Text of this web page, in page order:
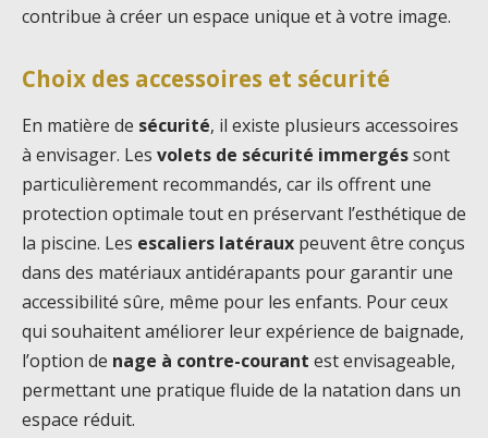
contribue à créer un espace unique et à votre image.
Choix des accessoires et sécurité
En matière de sécurité, il existe plusieurs accessoires
à envisager. Les volets de sécurité immergéssont
particulièrement recommandés, car ils offrent une
protection optimale tout en préservant l’esthétique de
la piscine. Les escaliers latéraux peuvent être conçus
dans des matériaux antidérapants pour garantir une
accessibilité sûre, même pour les enfants. Pour ceux
qui souhaitent améliorer leur expérience de baignade,
l’option de nage à contre-courant est envisageable,
permettant une pratique fluide de la natation dans un
espace réduit.